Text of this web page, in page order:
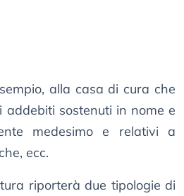
alla casa di cura che
sostenuti in nome e
medesimo e relativi a
ecc.
riporterà due tipologie di